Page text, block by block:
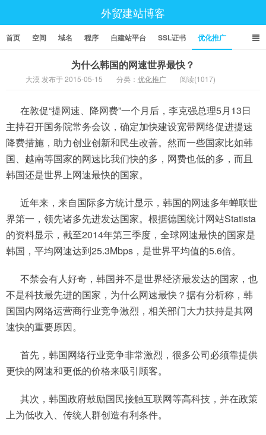
外贸建站博客
首页 空间 域名 程序 自建站平台 SSL证书 优化推广
为什么韩国的网速世界最快？
大漠 发布于 2015-05-15 分类： 优化推广 阅读(1017)
在敦促“提网速、降网费”一个月后，李克强总理5月13日
主持召开国务院常务会议，确定加快建设宽带网络促进提速
降费措施，助力创业创新和民生改善。然而一些国家比如韩
国、越南等国家的网速比我们快的多，网费也低的多，而且
韩国还是世界上网速最快的国家。
近年来，来自国际多方统计显示，韩国的网速多年蝉联世
界第一，领先诸多先进发达国家。根据德国统计网站Statista
的资料显示，截至2014年第三季度，全球网速最快的国家是
韩国，平均网速达到25.3Mbps，是世界平均值的5.6倍。
不禁会有人好奇，韩国并不是世界经济最发达的国家，也
不是科技最先进的国家，为什么网速最快？据有分析称，韩
国国内网络运营商行业竞争激烈，相关部门大力扶持是其网
速快的重要原因。
首先，韩国网络行业竞争非常激烈，很多公司必须靠提供
更快的网速和更低的价格来吸引顾客。
其次，韩国政府鼓励国民接触互联网等高科技，并在政策
上为低收入、传统人群创造有利条件。